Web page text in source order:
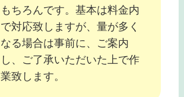
もちろんです。基本は料金内
で対応致しますが、量が多く
なる場合は事前に、ご案内
し、ご了承いただいた上で作
業致します。